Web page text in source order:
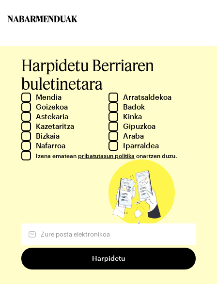
NABARMENDUAK
Harpidetu Berriaren
buletinetara
Mendia
Arratsaldekoa
Goizekoa
Badok
Astekaria
Kinka
Kazetaritza
Gipuzkoa
Bizkaia
Araba
Nafarroa
Iparraldea
Izena ematean pribatutasun politika onartzen duzu.